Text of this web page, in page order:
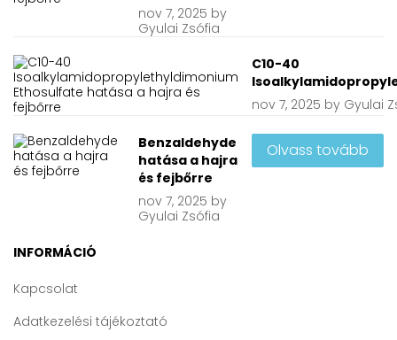
nov 7, 2025 by
Gyulai Zsófia
C10-40
nov 7, 2025 by Gyulai
Benzaldehyde
hatása a hajra
és fejbőrre
nov 7, 2025 by
Gyulai Zsófia
Olvass tovább
INFORMÁCIÓ
Kapcsolat
Adatkezelési tájékoztató